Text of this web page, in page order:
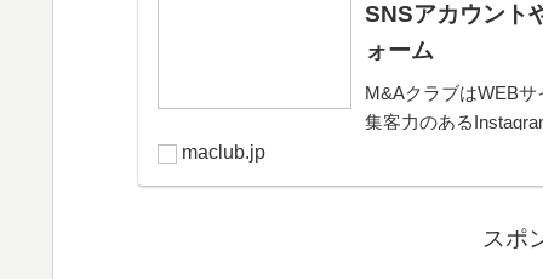
SNSアカウント
ォーム
M&AクラブはWEB
集客力のある
maclub.jp
スポ